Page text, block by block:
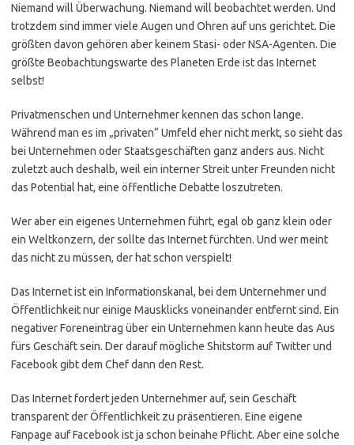
Niemand will Überwachung. Niemand will beobachtet werden. Und
trotzdem sind immer viele Augen und Ohren auf uns gerichtet. Die
größten davon gehören aber keinem Stasi- oder NSA-Agenten. Die
größte Beobachtungswarte des Planeten Erde ist das Internet
selbst!
Privatmenschen und Unternehmer kennen das schon lange.
Während man es im „privaten“ Umfeld eher nicht merkt, so sieht das
bei Unternehmen oder Staatsgeschäften ganz anders aus. Nicht
zuletzt auch deshalb, weil ein interner Streit unter Freunden nicht
das Potential hat, eine öffentliche Debatte loszutreten.
Wer aber ein eigenes Unternehmen führt, egal ob ganz klein oder
ein Weltkonzern, der sollte das Internet fürchten. Und wer meint
das nicht zu müssen, der hat schon verspielt!
Das Internet ist ein Informationskanal, bei dem Unternehmer und
Öffentlichkeit nur einige Mausklicks voneinander entfernt sind. Ein
negativer Foreneintrag über ein Unternehmen kann heute das Aus
fürs Geschäft sein. Der darauf mögliche Shitstorm auf Twitter und
Facebook gibt dem Chef dann den Rest.
Das Internet fordert jeden Unternehmer auf, sein Geschäft
transparent der Öffentlichkeit zu präsentieren. Eine eigene
Fanpage auf Facebook ist ja schon beinahe Pflicht. Aber eine solche